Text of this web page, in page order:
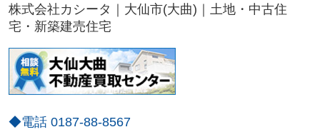
株式会社カシータ｜大仙市(大曲)｜土地・中古住
宅・新築建売住宅
◆電話 0187-88-8567